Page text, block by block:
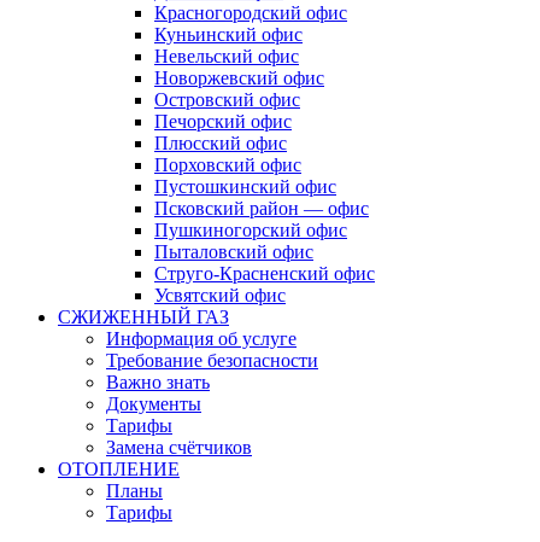
Красногородский офис
Куньинский офис
Невельский офис
Новоржевский офис
Островский офис
Печорский офис
Плюсский офис
Порховский офис
Пустошкинский офис
Псковский район — офис
Пушкиногорский офис
Пыталовский офис
Струго-Красненский офис
Усвятский офис
СЖИЖЕННЫЙ ГАЗ
Информация об услуге
Требование безопасности
Важно знать
Документы
Тарифы
Замена счётчиков
ОТОПЛЕНИЕ
Планы
Тарифы